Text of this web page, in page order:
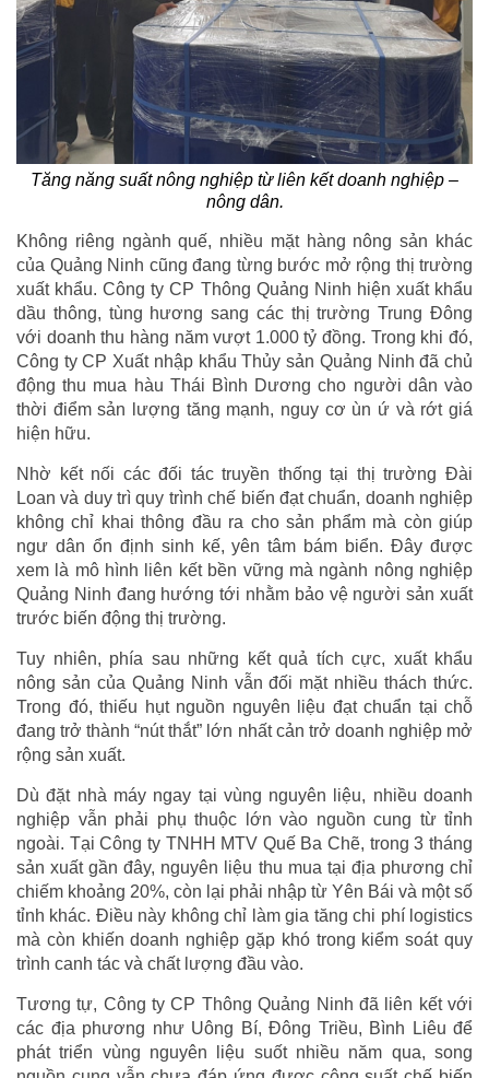
Tăng năng suất nông nghiệp từ liên kết doanh nghiệp –
nông dân.
Không riêng ngành quế, nhiều mặt hàng nông sản khác
của Quảng Ninh cũng đang từng bước mở rộng thị trường
xuất khẩu. Công ty CP Thông Quảng Ninh hiện xuất khẩu
dầu thông, tùng hương sang các thị trường Trung Đông
với doanh thu hàng năm vượt 1.000 tỷ đồng. Trong khi đó,
Công ty CP Xuất nhập khẩu Thủy sản Quảng Ninh đã chủ
động thu mua hàu Thái Bình Dương cho người dân vào
thời điểm sản lượng tăng mạnh, nguy cơ ùn ứ và rớt giá
hiện hữu.
Nhờ kết nối các đối tác truyền thống tại thị trường Đài
Loan và duy trì quy trình chế biến đạt chuẩn, doanh nghiệp
không chỉ khai thông đầu ra cho sản phẩm mà còn giúp
ngư dân ổn định sinh kế, yên tâm bám biển. Đây được
xem là mô hình liên kết bền vững mà ngành nông nghiệp
Quảng Ninh đang hướng tới nhằm bảo vệ người sản xuất
trước biến động thị trường.
Tuy nhiên, phía sau những kết quả tích cực, xuất khẩu
nông sản của Quảng Ninh vẫn đối mặt nhiều thách thức.
Trong đó, thiếu hụt nguồn nguyên liệu đạt chuẩn tại chỗ
đang trở thành “nút thắt” lớn nhất cản trở doanh nghiệp mở
rộng sản xuất.
Dù đặt nhà máy ngay tại vùng nguyên liệu, nhiều doanh
nghiệp vẫn phải phụ thuộc lớn vào nguồn cung từ tỉnh
ngoài. Tại Công ty TNHH MTV Quế Ba Chẽ, trong 3 tháng
sản xuất gần đây, nguyên liệu thu mua tại địa phương chỉ
chiếm khoảng 20%, còn lại phải nhập từ Yên Bái và một số
tỉnh khác. Điều này không chỉ làm gia tăng chi phí logistics
mà còn khiến doanh nghiệp gặp khó trong kiểm soát quy
trình canh tác và chất lượng đầu vào.
Tương tự, Công ty CP Thông Quảng Ninh đã liên kết với
các địa phương như Uông Bí, Đông Triều, Bình Liêu để
phát triển vùng nguyên liệu suốt nhiều năm qua, song